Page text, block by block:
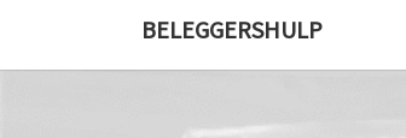
BELEGGERSHULP